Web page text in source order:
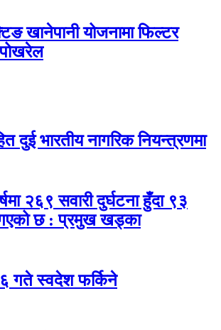
खानेपानी योजनामा फिल्टर
दुई भारतीय नागरिक नियन्त्रणमा
२६९ सवारी दुर्घटना हुँदा ९३
छ : प्रमुख खड्का
गते स्वदेश फर्किने